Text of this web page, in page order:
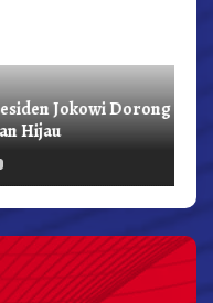
Jokowi Dorong